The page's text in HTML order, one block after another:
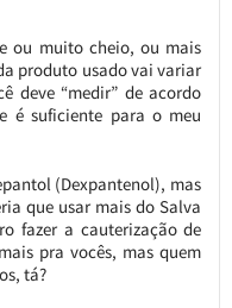
ou muito cheio, ou mais
produto usado vai variar
deve “medir” de acordo
é suficiente para o meu
(Dexpantenol), mas
que usar mais do Salva
fazer a cauterização de
pra vocês, mas quem
tá?